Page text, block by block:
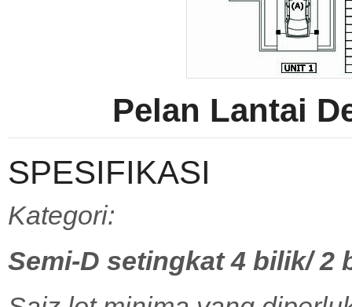
Pelan Lantai
SPESIFIKASI
Kategori:
Semi-D setingkat 4 bilik/2